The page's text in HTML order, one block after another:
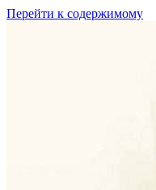
Перейти к содержимому